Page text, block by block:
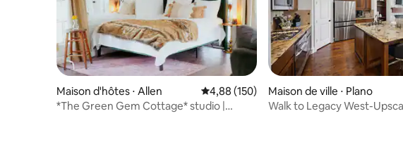
Maison d'hôtes ⋅ Allen Évaluation moyenne sur la base de 150
4,88 (150)
*The Green Gem Cottage* studio |
Maison de ville ⋅ Plano
Walk to Legacy West-